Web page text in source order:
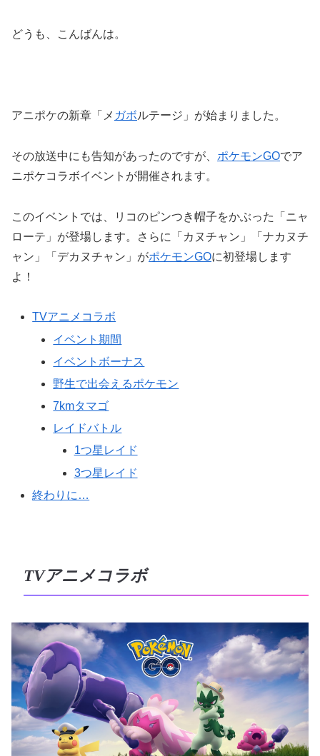
どうも、こんばんは。
アニポケの新章「メ ガボルテージ」が始まりました。
その放送中にも告知があったのですが、 ポケモンGOでア
ニポケコラボイベントが開催されます。
このイベントでは、リコのピンつき帽子をかぶった「ニャ
ローテ」が登場します。さらに「カヌチャン」「ナカヌチ
ャン」「デカヌチャン」がポケモンGOに初登場します
よ！
TVアニメコラボ
イベント期間
イベントボーナス
野生で出会えるポケモン
7kmタマゴ
レイドバトル
1つ星レイド
3つ星レイド
終わりに…
TVアニメコラボ